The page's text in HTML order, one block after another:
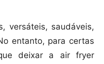
versáteis, saudáveis,
entanto, para certas
deixar a air fryer